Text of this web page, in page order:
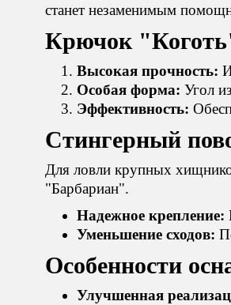
станет незаменимым
Крючок
Высокая прочность:
Особая форма: Угол
Эффективность:
Стингерный
Для ловли крупных
"Барбариан".
Надежное крепление:
Уменьшение сходов:
Особенности
Улучшенная